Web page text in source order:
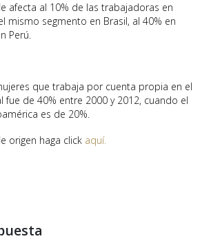
afecta al 10% de las trabajadoras en
mismo segmento en Brasil, al 40% en
Perú.
que trabaja por cuenta propia en el
fue de 40% entre 2000 y 2012, cuando el
es de 20%.
origen haga click aquí.